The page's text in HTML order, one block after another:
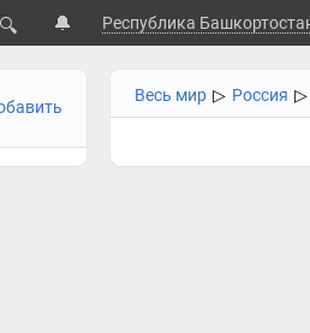
🔍 🔔 Республика
Весь мир ▷ Россия ▷